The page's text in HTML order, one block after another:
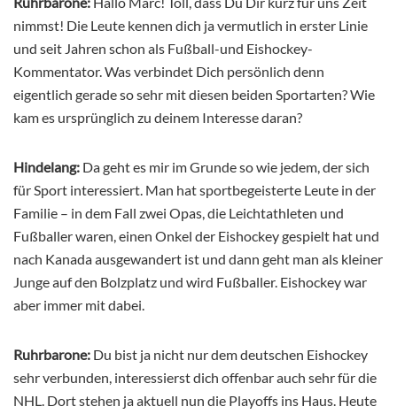
nimmst! Die Leute kennen dich ja vermutlich in erster Linie
und seit Jahren schon als Fußball-und Eishockey-
Kommentator. Was verbindet Dich persönlich denn
eigentlich gerade so sehr mit diesen beiden Sportarten? Wie
kam es ursprünglich zu deinem Interesse daran?
Hindelang: Da geht es mir im Grunde so wie jedem, der sich
für Sport interessiert. Man hat sportbegeisterte Leute in der
Familie – in dem Fall zwei Opas, die Leichtathleten und
Fußballer waren, einen Onkel der Eishockey gespielt hat und
nach Kanada ausgewandert ist und dann geht man als kleiner
Junge auf den Bolzplatz und wird Fußballer. Eishockey war
aber immer mit dabei.
Ruhrbarone: Du bist ja nicht nur dem deutschen Eishockey
sehr verbunden, interessierst dich offenbar auch sehr für die
NHL. Dort stehen ja aktuell nun die Playoffs ins Haus. Heute